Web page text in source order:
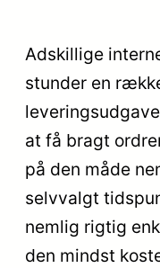
Adskillige
stunder en
at få bragt
på den måde
selvvalgt
nemlig rigtig
den mindst